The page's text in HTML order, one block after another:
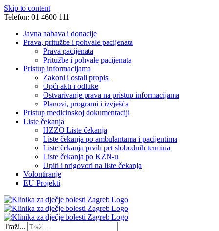
Skip to content
Telefon: 01 4600 111
Javna nabava i donacije
Prava, pritužbe i pohvale pacijenata
Prava pacijenata
Pritužbe i pohvale pacijenata
Pristup informacijama
Zakoni i ostali propisi
Opći akti i odluke
Ostvarivanje prava na pristup informacijama
Planovi, programi i izvješća
Pristup medicinskoj dokumentaciji
Liste čekanja
HZZO Liste čekanja
Liste čekanja po ambulantama i pacijentima
Liste čekanja prvih pet slobodnih termina
Liste čekanja po KZN-u
Upiti i prigovori na liste čekanja
Volontiranje
EU Projekti
Traži...